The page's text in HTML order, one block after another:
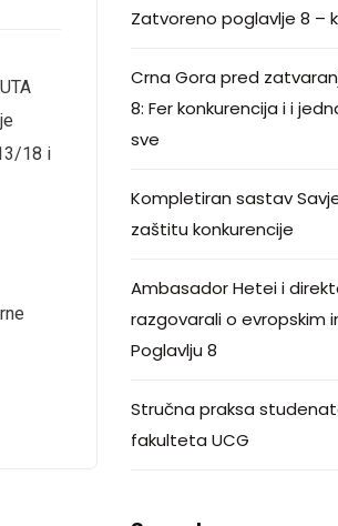
18 i
Zatvoreno poglavlje 8 –
Crna Gora pred
8: Fer konkurencija i i
sve
Kompletiran sastav
zaštitu konkurencije
Ambasador Hetei i
razgovarali o evropskim
Poglavlju 8
Stručna praksa
fakulteta UCG